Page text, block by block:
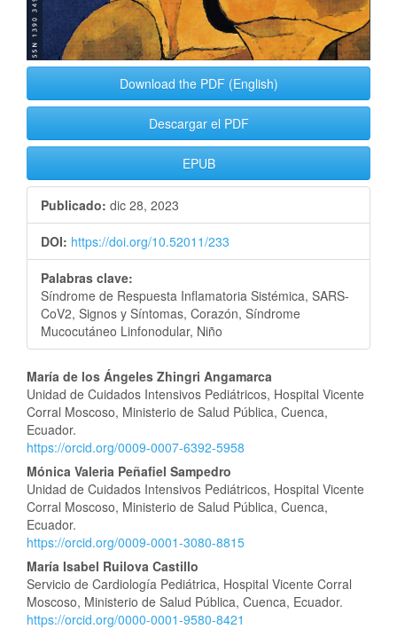
Download the PDF (English)
Descargar el PDF
EPUB
Publicado: dic 28, 2023
DOI: https://doi.org/10.52011/233
Palabras clave:
Síndrome de Respuesta Inflamatoria Sistémica, SARS-
CoV2, Signos y Síntomas, Corazón, Síndrome
Mucocutáneo Linfonodular, Niño
Contenido
principal
del
artículo
María de los Ángeles Zhingri Angamarca
Unidad de Cuidados Intensivos Pediátricos, Hospital Vicente
Corral Moscoso, Ministerio de Salud Pública, Cuenca,
Ecuador.
https://orcid.org/0009-0007-6392-5958
Mónica Valeria Peñafiel Sampedro
Unidad de Cuidados Intensivos Pediátricos, Hospital Vicente
Corral Moscoso, Ministerio de Salud Pública, Cuenca,
Ecuador.
https://orcid.org/0009-0001-3080-8815
María Isabel Ruilova Castillo
Servicio de Cardiología Pediátrica, Hospital Vicente Corral
Moscoso, Ministerio de Salud Pública, Cuenca, Ecuador.
https://orcid.org/0000-0001-9580-8421